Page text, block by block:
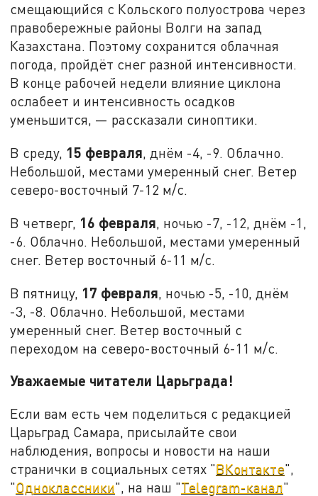
смещающийся с Кольского полуострова через
правобережные районы Волги на запад
Казахстана. Поэтому сохранится облачная
погода, пройдёт снег разной интенсивности.
В конце рабочей недели влияние циклона
ослабеет и интенсивность осадков
уменьшится, — рассказали синоптики.
В среду, 15 февраля, днём -4, -9. Облачно.
Небольшой, местами умеренный снег. Ветер
северо-восточный 7-12 м/с.
В четверг, 16 февраля, ночью -7, -12, днём -1,
-6. Облачно. Небольшой, местами умеренный
снег. Ветер восточный 6-11 м/с.
В пятницу, 17 февраля , ночью -5, -10, днём
-3, -8. Облачно. Небольшой, местами
умеренный снег. Ветер восточный с
переходом на северо-восточный 6-11 м/с.
Уважаемые читатели Царьграда!
Если вам есть чем поделиться с редакцией
Царьград Самара, присылайте свои
наблюдения, вопросы и новости на наши
странички в социальных сетях "ВКонтакте",
"Одноклассники", на наш "Telegram-канал"